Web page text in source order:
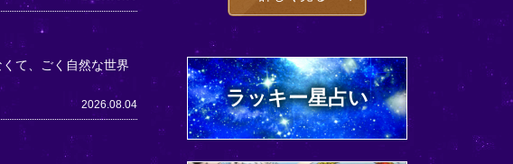
て、ごく自然な世界
2026.08.04
ラッキー星占い